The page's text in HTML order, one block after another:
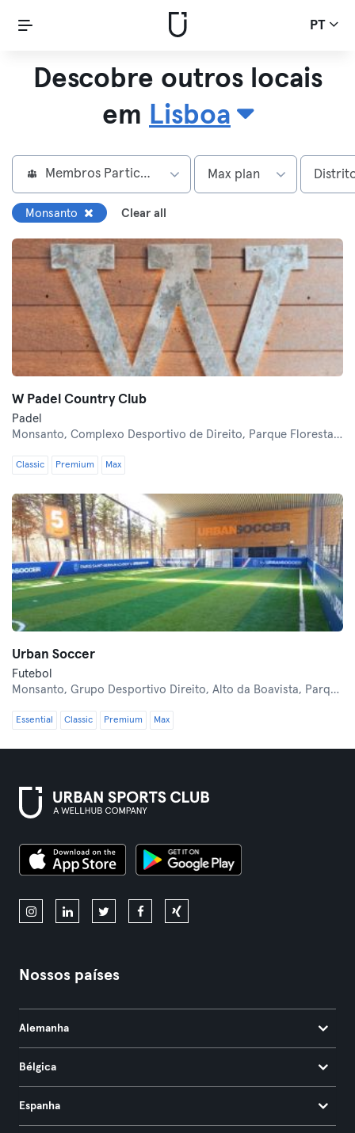
PT
Descobre outros locais
em Lisboa
Membros Particulares Max plan
Monsanto Clear all
W Padel Country Club
Padel
Monsanto, Complexo Desportivo de Direito, Parque Florestal de Monsanto
Classic Premium Max
Urban Soccer
Futebol
Monsanto, Grupo Desportivo Direito, Alto da Boavista, Parque Florestal de Monsanto
Essential Classic Premium Max
Nossos países
Alemanha
Bélgica
Espanha